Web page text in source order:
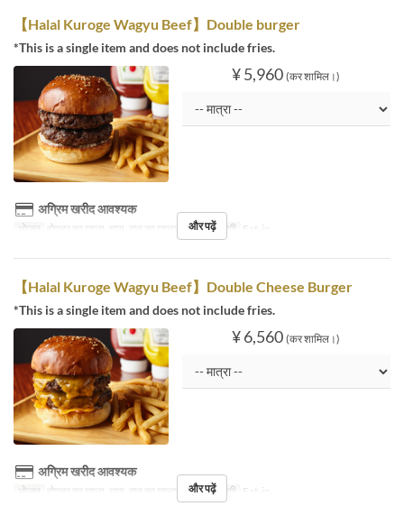
【Halal Kuroge Wagyu Beef】Double burger
*This is a single item and does not include fries.
¥ 5,960 (कर शामिल।)
अग्रिम खरीद आवश्यक
भोजन दोपहर का खाना, चाय, रात का खाना सीट की श्रेणी Eat-in
और पढ़ें
【Halal Kuroge Wagyu Beef】Double Cheese Burger
*This is a single item and does not include fries.
¥ 6,560 (कर शामिल।)
अग्रिम खरीद आवश्यक
भोजन दोपहर का खाना, चाय, रात का खाना सीट की श्रेणी Eat-in
और पढ़ें